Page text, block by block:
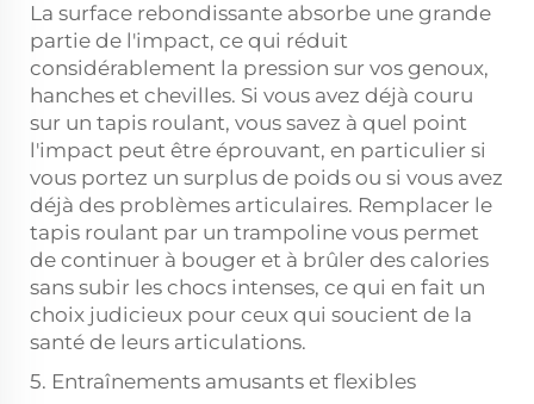
La surface rebondissante absorbe une grande
partie de l'impact, ce qui réduit
considérablement la pression sur vos genoux,
hanches et chevilles. Si vous avez déjà couru
sur un tapis roulant, vous savez à quel point
l'impact peut être éprouvant, en particulier si
vous portez un surplus de poids ou si vous avez
déjà des problèmes articulaires. Remplacer le
tapis roulant par un trampoline vous permet
de continuer à bouger et à brûler des calories
sans subir les chocs intenses, ce qui en fait un
choix judicieux pour ceux qui soucient de la
santé de leurs articulations.
5. Entraînements amusants et flexibles